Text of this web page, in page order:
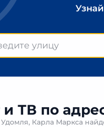
и ТВ по
Карла Маркса